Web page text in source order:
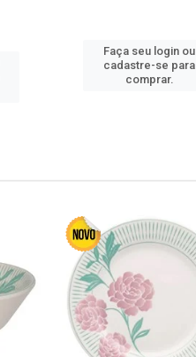
Faça seu login ou
cadastre-se para
comprar.